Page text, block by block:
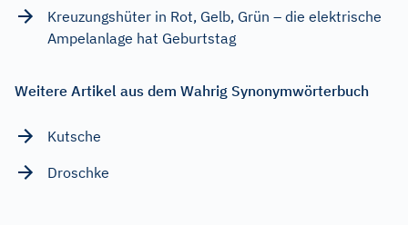
Kreuzungshüter in Rot, Gelb, Grün – die elektrische
Ampelanlage hat Geburtstag
Weitere Artikel aus dem Wahrig Synonymwörterbuch
Kutsche
Droschke